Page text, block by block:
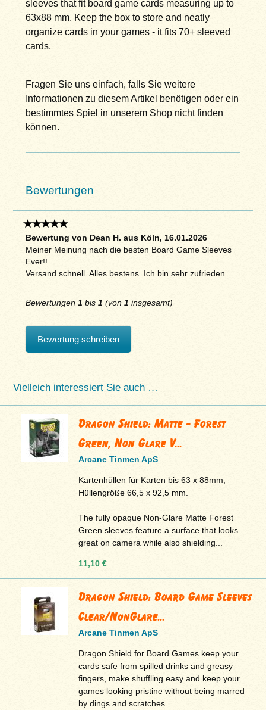
sleeves that fit board game cards measuring up to
63x88 mm. Keep the box to store and neatly
organize cards in your games - it fits 70+ sleeved
cards.
Fragen Sie uns einfach, falls Sie weitere
Informationen zu diesem Artikel benötigen oder ein
bestimmtes Spiel in unserem Shop nicht finden
können.
Bewertungen
Bewertung von Dean H. aus Köln, 16.01.2026
Meiner Meinung nach die besten Board Game Sleeves
Ever!!
Versand schnell. Alles bestens. Ich bin sehr zufrieden.
Bewertungen 1 bis 1 (von 1 insgesamt)
Bewertung schreiben
Vielleich interessiert Sie auch …
Dragon Shield: Matte - Forest
Green, Non Glare V...
Arcane Tinmen ApS
Kartenhüllen für Karten bis 63 x 88mm,
Hüllengröße 66,5 x 92,5 mm.
The fully opaque Non-Glare Matte Forest
Green sleeves feature a surface that looks
great on camera while also shielding...
11,10 €
Dragon Shield: Board Game Sleeves
Clear/NonGlare...
Arcane Tinmen ApS
Dragon Shield for Board Games keep your
cards safe from spilled drinks and greasy
fingers, make shuffling easy and keep your
games looking pristine without being marred
by dings and scratches.